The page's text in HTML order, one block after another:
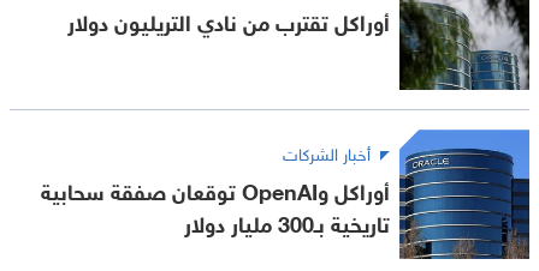
أوراكل تقترب من نادي التريليون دولار
أخبار الشركات
أوراكل وOpenAI توقعان صفقة سحابية
تاريخية بـ300 مليار دولار